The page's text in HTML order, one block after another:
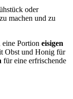
oder
machen und zu
Portion eisigen
Obst und Honig für
für eine erfrischende